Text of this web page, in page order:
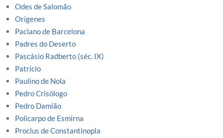
Odes de Salomão
Orígenes
Paciano de Barcelona
Padres do Deserto
Pascásio Radberto (séc. IX)
Patrício
Paulino de Nola
Pedro Crisólogo
Pedro Damião
Policarpo de Esmirna
Proclus de Constantinopla